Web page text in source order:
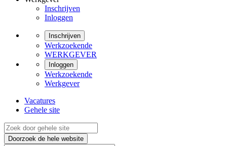
Inschrijven
Inloggen
Inschrijven
Werkzoekende
WERKGEVER
Inloggen
Werkzoekende
Werkgever
Vacatures
Gehele site